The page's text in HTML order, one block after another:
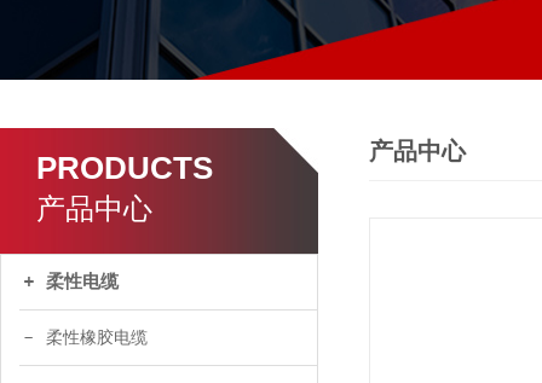
PRODUCTS
产品中心
柔性电缆
柔性橡胶电缆
产品中心